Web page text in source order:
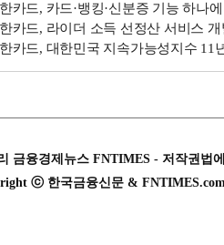
카드, 카드·뱅킹·신분증 기능 하나
카드, 라이더 소득 선정산 서비스 개
카드, 대한민국 지속가능성지수 11
금융경제뉴스 FNTIMES - 저작권법
ⓒ 한국금융신문 &